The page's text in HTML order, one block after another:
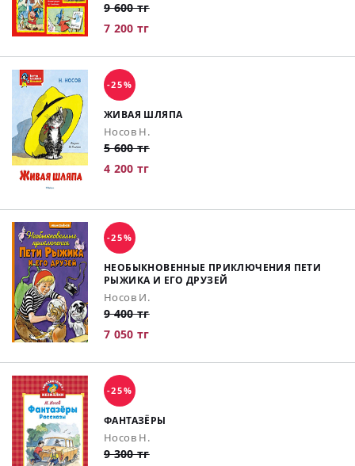
9 600 тг
7 200 тг
-25%
ЖИВАЯ ШЛЯПА
Носов Н.
5 600 тг
4 200 тг
-25%
НЕОБЫКНОВЕННЫЕ ПРИКЛЮЧЕНИЯ ПЕТИ
РЫЖИКА И ЕГО ДРУЗЕЙ
Носов И.
9 400 тг
7 050 тг
-25%
ФАНТАЗЁРЫ
Носов Н.
9 300 тг